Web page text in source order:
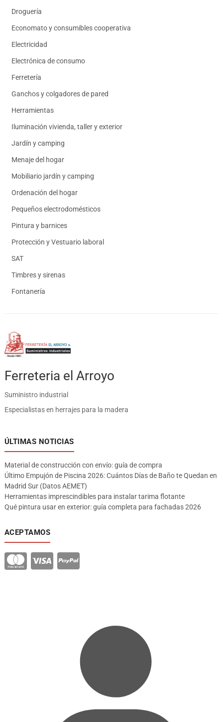
Droguería
Economato y consumibles cooperativa
Electricidad
Electrónica de consumo
Ferretería
Ganchos y colgadores de pared
Herramientas
Iluminación vivienda, taller y exterior
Jardín y camping
Menaje del hogar
Mobiliario jardín y camping
Ordenación del hogar
Pequeños electrodomésticos
Pintura y barnices
Protección y Vestuario laboral
SAT
Timbres y sirenas
Fontanería
Ferreteria el Arroyo
Suministro industrial
Especialistas en herrajes para la madera
ÚLTIMAS NOTICIAS
Material de construcción con envío: guía de compra
Último Empujón de Piscina 2026: Cuántos Días de Baño te Quedan en
Madrid Sur (Datos AEMET)
Herramientas imprescindibles para instalar tarima flotante
Qué pintura usar en exterior: guía completa para fachadas 2026
ACEPTAMOS